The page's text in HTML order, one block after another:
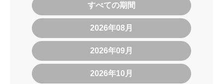
すべての期間
2026年08月
2026年09月
2026年10月